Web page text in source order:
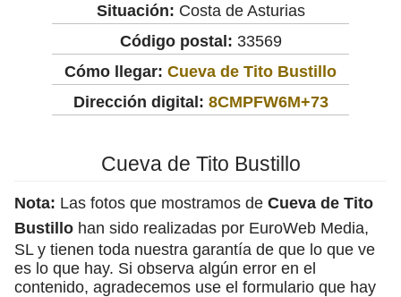
Situación: Costa de Asturias
Código postal: 33569
Cómo llegar: Cueva de Tito Bustillo
Dirección digital: 8CMPFW6M+73
Cueva de Tito Bustillo
Nota: Las fotos que mostramos de Cueva de Tito
Bustillo han sido realizadas por EuroWeb Media,
SL y tienen toda nuestra garantía de que lo que ve
es lo que hay. Si observa algún error en el
contenido, agradecemos use el formulario que hay